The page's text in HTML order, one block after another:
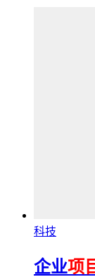
科技
企业项